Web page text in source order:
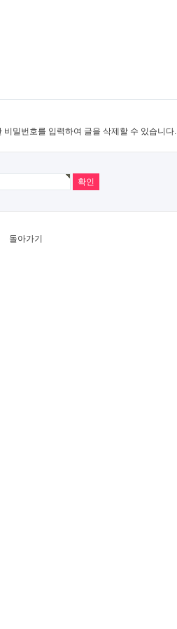
밀번호를 입력하여 글을 삭제할 수 있습니다.
돌아가기